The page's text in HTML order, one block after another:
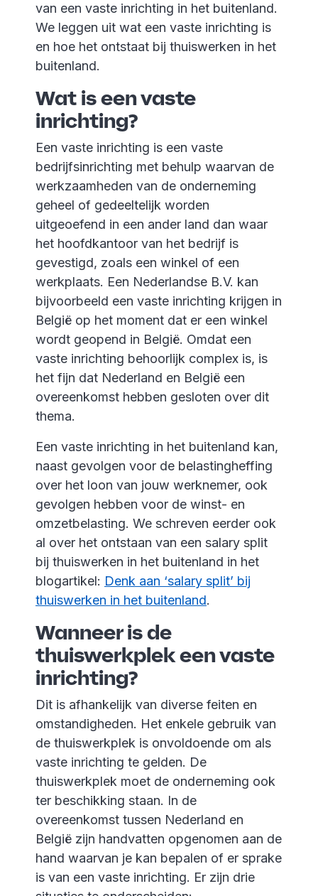
van een vaste inrichting in het buitenland.
We leggen uit wat een vaste inrichting is
en hoe het ontstaat bij thuiswerken in het
buitenland.
Wat is een vaste
inrichting?
Een vaste inrichting is een vaste
bedrijfsinrichting met behulp waarvan de
werkzaamheden van de onderneming
geheel of gedeeltelijk worden
uitgeoefend in een ander land dan waar
het hoofdkantoor van het bedrijf is
gevestigd, zoals een winkel of een
werkplaats. Een Nederlandse B.V. kan
bijvoorbeeld een vaste inrichting krijgen in
België op het moment dat er een winkel
wordt geopend in België. Omdat een
vaste inrichting behoorlijk complex is, is
het fijn dat Nederland en België een
overeenkomst hebben gesloten over dit
thema.
Een vaste inrichting in het buitenland kan,
naast gevolgen voor de belastingheffing
over het loon van jouw werknemer, ook
gevolgen hebben voor de winst- en
omzetbelasting. We schreven eerder ook
al over het ontstaan van een salary split
bij thuiswerken in het buitenland in het
blogartikel: Denk aan ‘salary split’ bij
thuiswerken in het buitenland.
Wanneer is de
thuiswerkplek een vaste
inrichting?
Dit is afhankelijk van diverse feiten en
omstandigheden. Het enkele gebruik van
de thuiswerkplek is onvoldoende om als
vaste inrichting te gelden. De
thuiswerkplek moet de onderneming ook
ter beschikking staan. In de
overeenkomst tussen Nederland en
België zijn handvatten opgenomen aan de
hand waarvan je kan bepalen of er sprake
is van een vaste inrichting. Er zijn drie